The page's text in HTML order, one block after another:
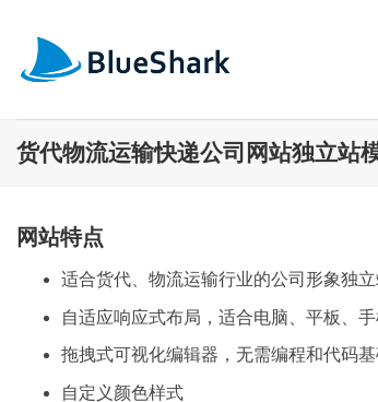
货代物流运输快递公司网站独立站
网站特点
适合货代、物流运输行业的公司形象独
自适应响应式布局，适合电脑、平板、
拖拽式可视化编辑器，无需编程和代码
自定义颜色样式